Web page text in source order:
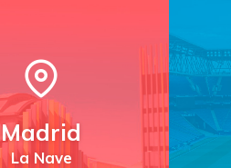
Madrid
La Nave